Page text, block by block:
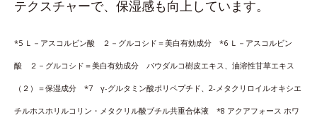
テクスチャーで、保湿感も向上しています。
*5 Ｌ－アスコルビン酸 ２－グルコシド＝美白有効成分 *6 Ｌ－アスコルビン
酸 ２－グルコシド＝美白有効成分 パウダルコ樹皮エキス、油溶性甘草エキス
（２）＝保湿成分 *7 γ-グルタミン酸ポリペプチド、2-メタクリロイルオキシエ
チルホスホリルコリン・メタクリル酸ブチル共重合体液 *8 アクアフォース ホワ